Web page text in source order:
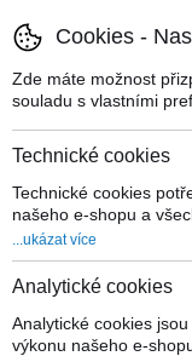
Cookies -
Zde máte možnost
souladu s vlastními
Technické cookies
Technické cookies
našeho e-shopu a
nabídnout. Umožní
Vám produkty v
zobrazit seznam
možnost filtrovat
Vašeho nastavení
souhlasíte již jen Vaší
...ukázat více
Analytické cookies
Analytické cookies
výkonu našeho e-